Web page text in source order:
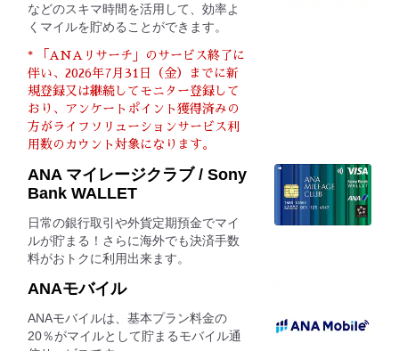
などのスキマ時間を活用して、効率よ
くマイルを貯めることができます。
* 「ANAリサーチ」のサービス終了に
伴い、2026年7月31日（金）までに新
規登録又は継続してモニター登録して
おり、アンケートポイント獲得済みの
方がライフソリューションサービス利
用数のカウント対象になります。
ANA マイレージクラブ / Sony
Bank WALLET
日常の銀行取引や外貨定期預金でマイ
ルが貯まる！さらに海外でも決済手数
料がおトクに利用出来ます。
ANAモバイル
ANAモバイルは、基本プラン料金の
20％がマイルとして貯まるモバイル通